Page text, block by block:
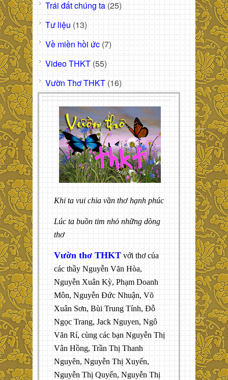
Trái đất chúng ta (25)
Tư liệu (13)
Về miền hồi ức (7)
Video THKT (55)
Vườn Thơ THKT (16)
Khi ta vui chia vần thơ hạnh phúc
Lúc ta buồn tim nhỏ những dòng
thơ
Vườn thơ THKT với thơ của
các thầy Nguyễn Văn Hòa,
Nguyễn Xuân Kỳ, Phạm Doanh
Môn, Nguyễn Đức Nhuận, Võ
Xuân Sơn, Bùi Trung Tính, Đỗ
Ngọc Trang, Jack Nguyen, Ngô
Văn Rí, cùng các bạn Nguyễn Thị
Vân Hồng, Trần Thị Thanh
Nguyên, Nguyễn Thị Xuyến,
Nguyễn Thị Quyến, Nguyễn Thị